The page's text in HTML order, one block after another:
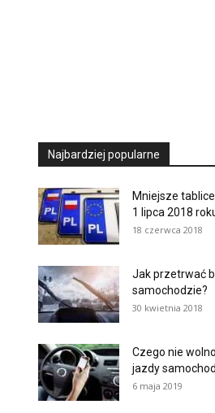
Najbardziej popularne
Mniejsze
1 lipca 2018
18 czerwca 2018
Jak przetrwać
samochodzie?
30 kwietnia 2018
Czego nie
jazdy
6 maja 2019